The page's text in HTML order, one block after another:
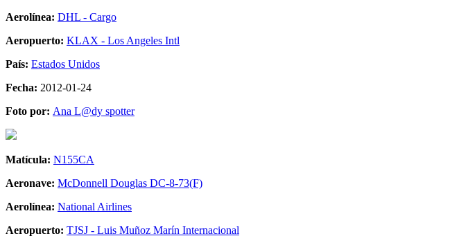
Aerolínea: DHL - Cargo
Aeropuerto: KLAX - Los Angeles Intl
País: Estados Unidos
Fecha: 2012-01-24
Foto por: Ana L@dy spotter
Matícula: N155CA
Aeronave: McDonnell Douglas DC-8-73(F)
Aerolínea: National Airlines
Aeropuerto: TJSJ - Luis Muñoz Marín Internacional